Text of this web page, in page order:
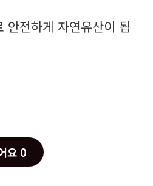
안전하게 자연유산이 됩
요 0